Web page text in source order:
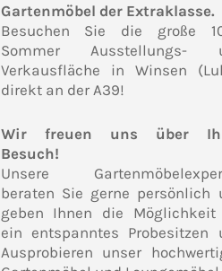
Gartenmöbel der Extraklasse.
Besuchen Sie die große
Sommer Ausstellungs-
Verkausfläche in Winsen
direkt an der A39!
Wir freuen uns über
Besuch!
Unsere
beraten Sie gerne persönlich
geben Ihnen die
ein entspanntes Probesitzen
Ausprobieren unser